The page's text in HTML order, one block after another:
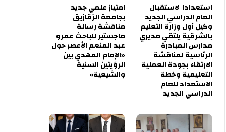
استعدادا لاستقبال
العام الدراسي الجديد
وكيل أول وزارة التعليم
بالشرقية يلتقي مديري
مدارس المبادرة
الرئاسية لمناقشة
الارتقاء بجودة العملية
التعليمية وخطة
الاستعداد للعام
الدراسي الجديد
امتياز علمي جديد
بجامعة الزقازيق
مناقشة رسالة
ماجستير للباحث عمرو
عبد المنعم الأعصر حول
«الإمام المهدي بين
الرؤيتين السنية
والشيعية»